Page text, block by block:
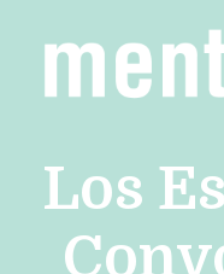
Los